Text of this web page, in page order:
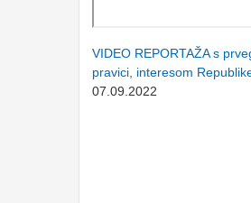
VIDEO REPORTAŽA s
pravici, interesom
07.09.2022